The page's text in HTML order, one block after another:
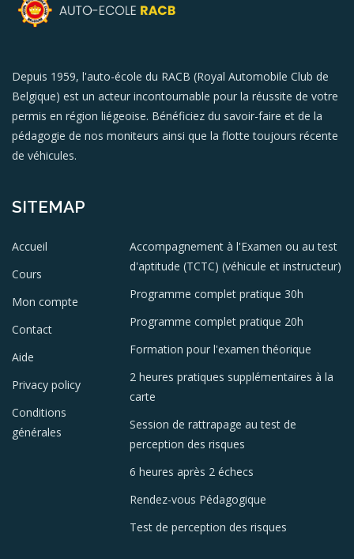
Depuis 1959, l'auto-école du RACB (Royal Automobile Club de
Belgique) est un acteur incontournable pour la réussite de votre
permis en région liégeoise. Bénéficiez du savoir-faire et de la
pédagogie de nos moniteurs ainsi que la flotte toujours récente
de véhicules.
SITEMAP
Accueil
Cours
Mon compte
Contact
Aide
Privacy policy
Conditions
générales
Accompagnement à l'Examen ou au test
d'aptitude (TCTC) (véhicule et instructeur)
Programme complet pratique 30h
Programme complet pratique 20h
Formation pour l'examen théorique
2 heures pratiques supplémentaires à la
carte
Session de rattrapage au test de
perception des risques
6 heures après 2 échecs
Rendez-vous Pédagogique
Test de perception des risques